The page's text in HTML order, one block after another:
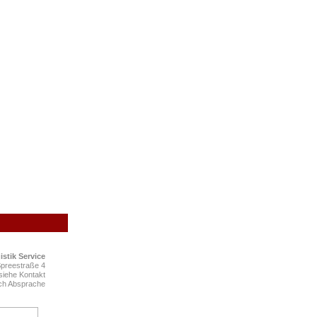
Service
4
Kontakt
Absprache